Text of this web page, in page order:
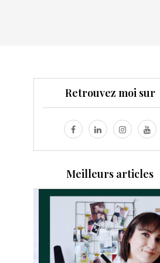
Retrouvez moi sur
Meilleurs articles